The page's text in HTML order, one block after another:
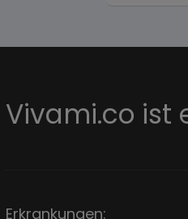
Vivami.co ist
Erkrankungen: